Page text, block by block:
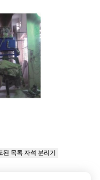
된 목록 자석 분리기